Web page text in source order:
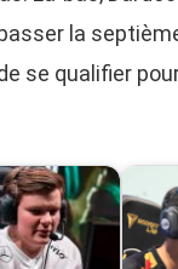
la
se qualifier